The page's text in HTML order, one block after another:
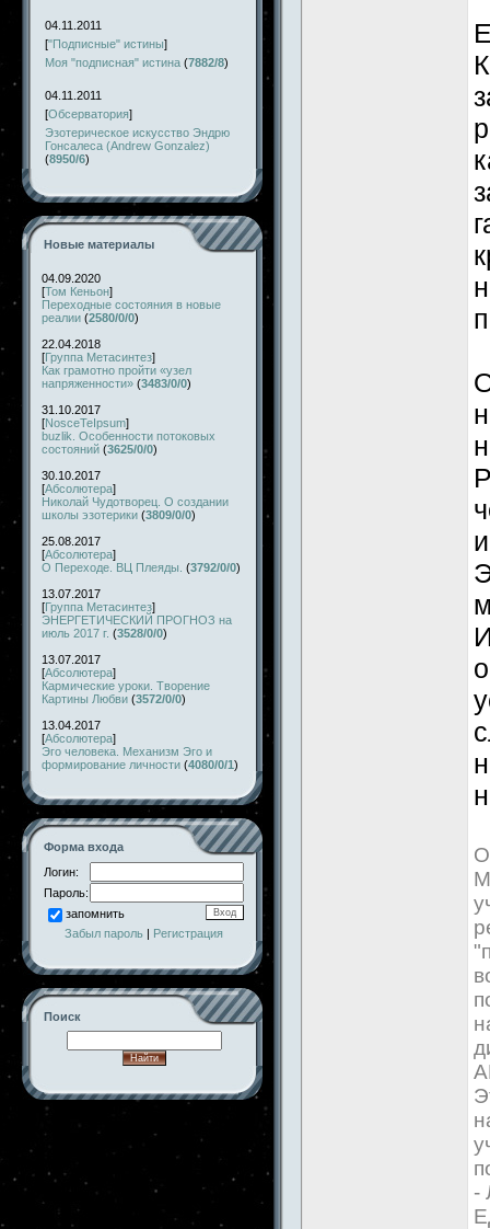
04.11.2011
["Подписные" истины]
Моя "подписная" истина (7882/8)
04.11.2011
[Обсерватория]
Эзотерическое искусство Эндрю
Гонсалеса (Andrew Gonzalez)
(8950/6)
Новые материалы
04.09.2020
[Том Кеньон]
Переходные состояния в новые
реалии (2580/0/0)
22.04.2018
[Группа Метасинтез]
Как грамотно пройти «узел
напряженности» (3483/0/0)
31.10.2017
[NosceTeIpsum]
buzlik. Особенности потоковых
состояний (3625/0/0)
30.10.2017
[Абсолютера]
Николай Чудотворец. О создании
школы эзотерики (3809/0/0)
25.08.2017
[Абсолютера]
О Переходе. ВЦ Плеяды. (3792/0/0)
13.07.2017
[Группа Метасинтез]
ЭНЕРГЕТИЧЕСКИЙ ПРОГНОЗ на
июль 2017 г. (3528/0/0)
13.07.2017
[Абсолютера]
Кармические уроки. Творение
Картины Любви (3572/0/0)
13.04.2017
[Абсолютера]
Эго человека. Механизм Эго и
формирование личности (4080/0/1)
Форма входа
Логин:
Пароль:
запомнить
Забыл пароль | Регистрация
Поиск
-